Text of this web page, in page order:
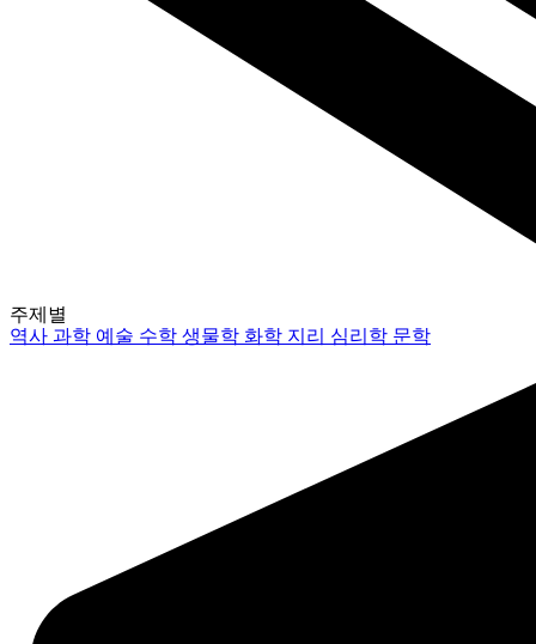
주제별
역사과학 예술 수학생물학 화학 지리 심리학 문학